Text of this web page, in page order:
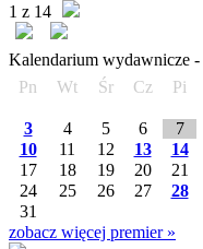
1 z 14
Kalendarium wydawnicze -
Pn
Wt Śr Cz Pi
3
4 5 6 7
10
11 12 13 14
17
18 19 20 21
24
25 26 27 28
31
zobacz więcej premier »